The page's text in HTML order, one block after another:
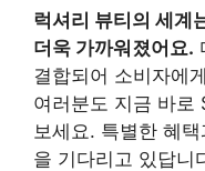
럭셔리 뷰티의 세계
더욱 가까워졌어요.
결합되어 소비자에
여러분도 지금 바로
보세요. 특별한 혜
을 기다리고 있답니